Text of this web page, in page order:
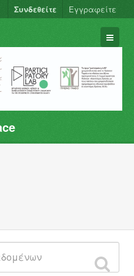
Συνδεθείτε Εγγραφείτε